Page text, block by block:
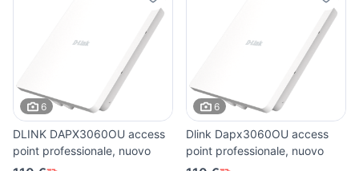
6
DLINK DAPX3060OU access
point professionale, nuovo
6
Dlink Dapx3060OU access
point professionale, nuovo